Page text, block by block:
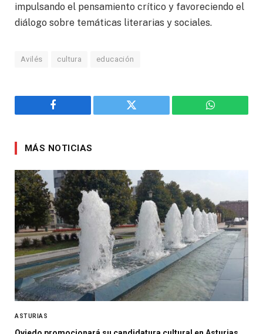
impulsando el pensamiento crítico y favoreciendo el
diálogo sobre temáticas literarias y sociales.
Avilés cultura educación
Facebook Twitter WhatsApp
MÁS NOTICIAS
ASTURIAS